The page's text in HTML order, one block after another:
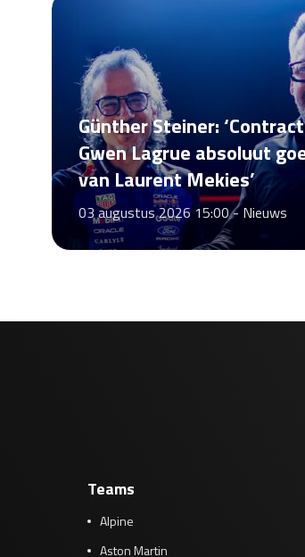
Günther Steiner:
Gwen Lagrue absoluut
van Laurent Mekies’
03 augustus 2026 15:00 -Nieuws
Teams
Alpine
Aston Martin